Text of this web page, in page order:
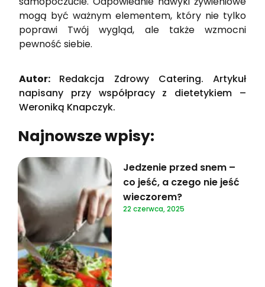
mogą być ważnym elementem, który nie tylko
poprawi Twój wygląd, ale także wzmocni
pewność siebie.
Autor: Redakcja Zdrowy Catering. Artykuł
napisany przy współpracy z dietetykiem –
Weroniką Knapczyk.
Najnowsze wpisy:
Jedzenie przed snem –
co jeść, a czego nie jeść
wieczorem?
22 czerwca, 2025